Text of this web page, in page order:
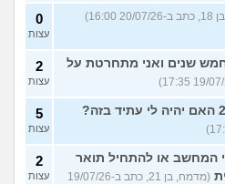
0
עצות
חמש שנים ואני מתחרטת על
2
עצות
5
עצות
המחשב או להתחיל תואר
(מדמח, בן 21, כתב ב-19/07/26
2
עצות